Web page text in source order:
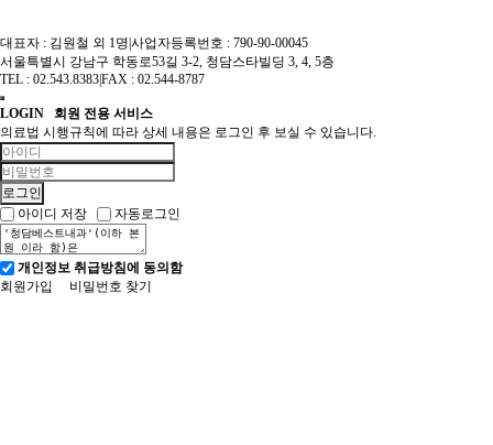
내과질환센터
고객서비스
대표자 : 김원철 외 1명 사업자등록번호 : 790-90-00045
서울특별시 강남구 학동로53길 3-2, 청담스타빌딩 3, 4, 5층
TEL : 02.543.8383FAX : 02.544-8787
LOGIN 회원 전용 서비스
의료법 시행규칙에 따라 상세 내용은 로그인 후 보실 수 있습니다.
아이디 저장 자동로그인
개인정보 취급방침에 동의함
회원가입
비밀번호 찾기